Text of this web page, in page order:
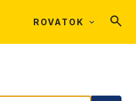
ROVATOK